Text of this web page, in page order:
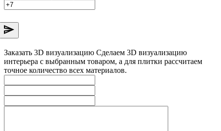
Заказать 3D визуализацию Сделаем 3D визуализацию
интерьера с выбранным товаром, а для плитки рассчитаем
точное количество всех материалов.